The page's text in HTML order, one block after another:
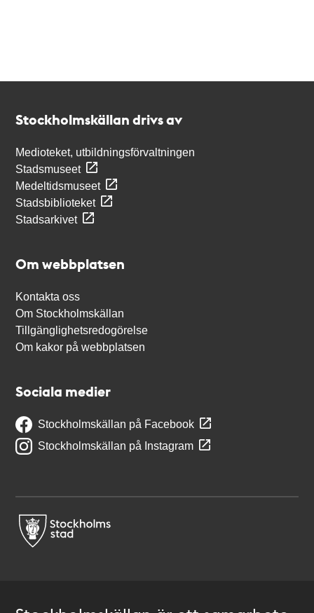
Stockholmskällan drivs av
Medioteket, utbildningsförvaltningen
Stadsmuseet
Medeltidsmuseet
Stadsbiblioteket
Stadsarkivet
Om webbplatsen
Kontakta oss
Om Stockholmskällan
Tillgänglighetsredogörelse
Om kakor på webbplatsen
Sociala medier
Stockholmskällan på Facebook
Stockholmskällan på Instagram